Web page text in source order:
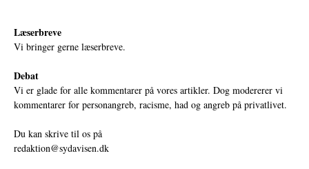
Læserbreve
Vi bringer gerne læserbreve.
Debat
Vi er glade for alle kommentarer på vores artikler. Dog modererer vi
kommentarer for personangreb, racisme, had og angreb på privatlivet.
Du kan skrive til os på
redaktion@sydavisen.dk